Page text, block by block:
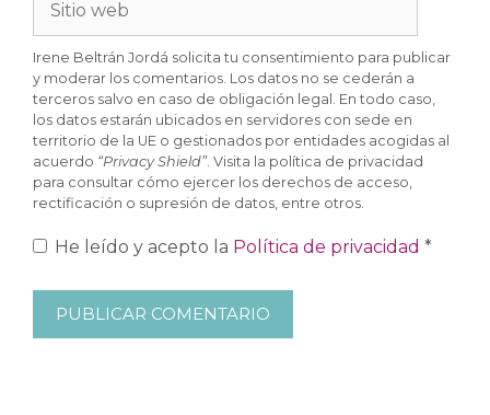
Irene Beltrán Jordá solicita tu consentimiento para publicar
y moderar los comentarios. Los datos no se cederán a
terceros salvo en caso de obligación legal. En todo caso,
los datos estarán ubicados en servidores con sede en
territorio de la UE o gestionados por entidades acogidas al
acuerdo “Privacy Shield”. Visita la política de privacidad
para consultar cómo ejercer los derechos de acceso,
rectificación o supresión de datos, entre otros.
He leído y acepto la Política de privacidad *